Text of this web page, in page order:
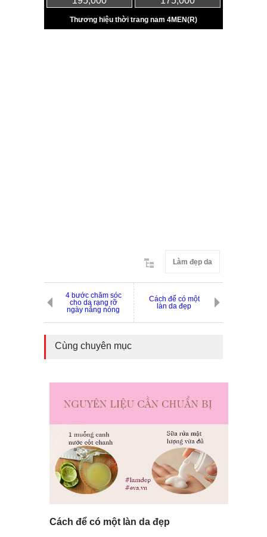
Làm đẹp da
4 bước chăm sóc
cho da rạng rỡ
ngày nắng nóng
Cách để có một
làn da đẹp
Cùng chuyên mục
Cách để có một làn da đẹp